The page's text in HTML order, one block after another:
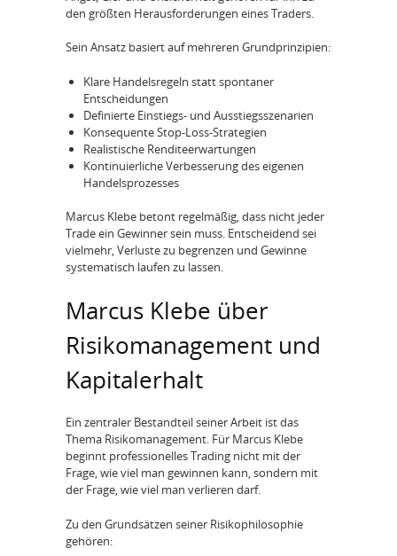
den größten Herausforderungen eines Traders.
Sein Ansatz basiert auf mehreren Grundprinzipien:
Klare Handelsregeln statt spontaner
Entscheidungen
Definierte Einstiegs- und Ausstiegsszenarien
Konsequente Stop-Loss-Strategien
Realistische Renditeerwartungen
Kontinuierliche Verbesserung des eigenen
Handelsprozesses
Marcus Klebe betont regelmäßig, dass nicht jeder
Trade ein Gewinner sein muss. Entscheidend sei
vielmehr, Verluste zu begrenzen und Gewinne
systematisch laufen zu lassen.
Marcus Klebe über
Risikomanagement und
Kapitalerhalt
Ein zentraler Bestandteil seiner Arbeit ist das
Thema Risikomanagement. Für Marcus Klebe
beginnt professionelles Trading nicht mit der
Frage, wie viel man gewinnen kann, sondern mit
der Frage, wie viel man verlieren darf.
Zu den Grundsätzen seiner Risikophilosophie
gehören: